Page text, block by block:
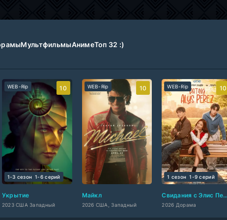
МультфильмыАнимеТоп 32 :)
Укрытие
2023 США Западный
WEB-Rip
1-3 сезон 1-6 cерий
10
Майкл
2026 США, Западный
WEB-Rip 10
Свидания с Элис Перес
2026 Дорама
WEB-Rip
1 сезон 1-9 cерий
10